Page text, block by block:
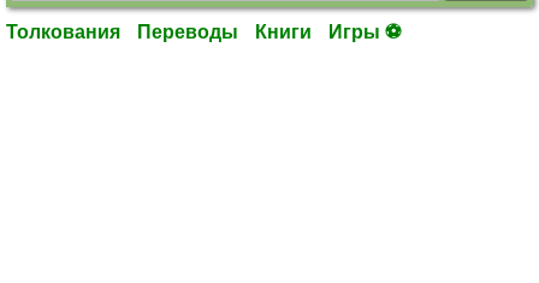
Толкования Переводы Книги Игры ⚽